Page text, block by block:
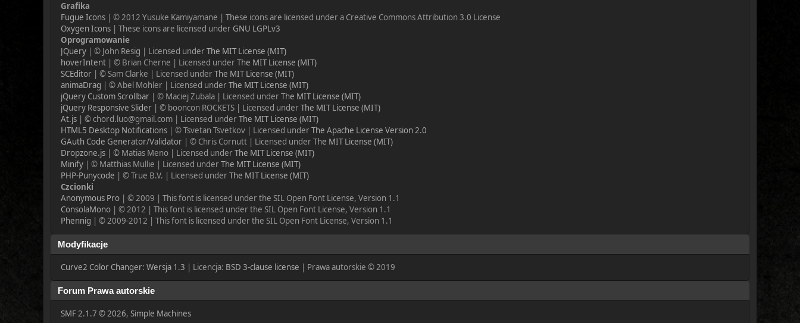
Grafika
Fugue Icons | © 2012 Yusuke Kamiyamane | These icons are licensed under a Creative Commons Attribution 3.0 License
Oxygen Icons | These icons are licensed under GNU LGPLv3
Oprogramowanie
JQuery | © John Resig | Licensed underThe MIT License (MIT)
hoverIntent | © Brian Cherne | Licensed underThe MIT License (MIT)
SCEditor | © Sam Clarke | Licensed underThe MIT License (MIT)
animaDrag | © Abel Mohler | Licensed underThe MIT License (MIT)
jQuery Custom Scrollbar | © Maciej Zubala | Licensed underThe MIT License (MIT)
jQuery Responsive Slider | © booncon ROCKETS | Licensed underThe MIT License (MIT)
At.js | © chord.luo@gmail.com | Licensed underThe MIT License (MIT)
HTML5 Desktop Notifications | © Tsvetan Tsvetkov | Licensed underThe Apache License Version 2.0
GAuth Code Generator/Validator | © Chris Cornutt | Licensed underThe MIT License (MIT)
Dropzone.js | © Matias Meno | Licensed underThe MIT License (MIT)
Minify | © Matthias Mullie | Licensed underThe MIT License (MIT)
PHP-Punycode | © True B.V. | Licensed underThe MIT License (MIT)
Czcionki
Anonymous Pro | © 2009 | This font is licensed under the SIL Open Font License, Version 1.1
ConsolaMono | © 2012 | This font is licensed under the SIL Open Font License, Version 1.1
Phennig | © 2009-2012 | This font is licensed under the SIL Open Font License, Version 1.1
Modyfikacje
Curve2 Color Changer: Wersja 1.3 | Licencja: BSD 3-clause license | Prawa autorskie © 2019
Forum Prawa autorskie
SMF 2.1.7 © 2026, Simple Machines